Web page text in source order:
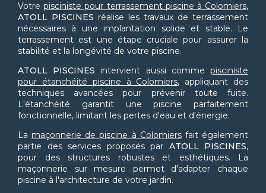
Votrepisciniste pour terrassement piscine à Colomiers,
ATOLL PISCINES réalise les travaux de terrassement
nécessaires à une implantation solide et stable. Le
terrassement est une étape cruciale pour assurer la
stabilité et la longévité de votre piscine.
ATOLL PISCINES intervient aussi commepisciniste
pour étanchéité piscine à Colomiers, appliquant des
techniques avancées pour prévenir toute fuite.
L'étanchéité garantit une piscine parfaitement
fonctionnelle, limitant les pertes d'eau et d'énergie.
La maçonnerie de piscine à Colomiersfait également
partie des services proposés par ATOLL PISCINES,
pour des structures robustes et esthétiques. La
maçonnerie sur mesure permet d'adapter chaque
piscine à l'architecture de votre jardin.